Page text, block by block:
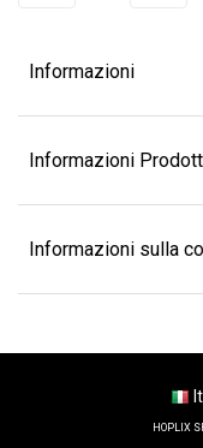
Informazioni
Informazioni
Informazioni sulla
HOPLIX